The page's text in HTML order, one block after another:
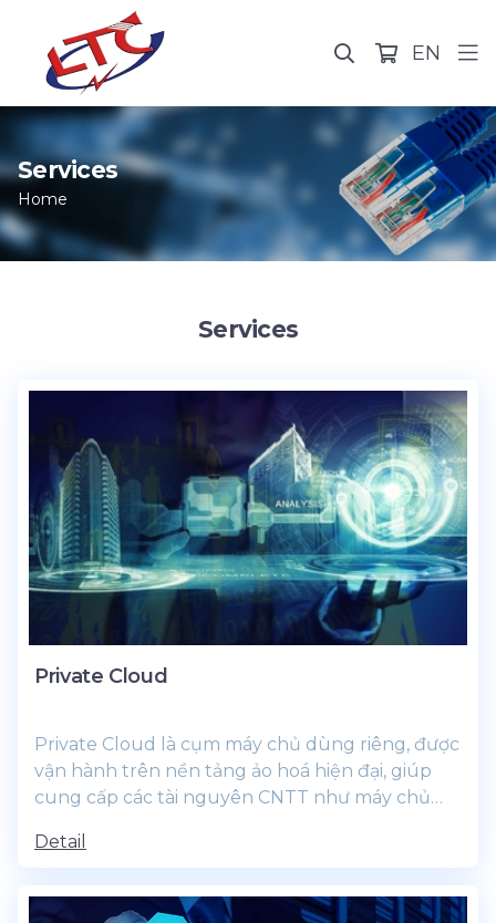
EN
Services
Home
Services
Private Cloud
Private Cloud là cụm máy chủ dùng riêng, được
vận hành trên nền tảng ảo hoá hiện đại, giúp
cung cấp các tài nguyên CNTT như máy chủ
Detail